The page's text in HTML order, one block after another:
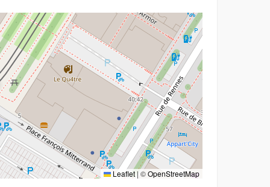
Leaflet | ©OpenStreetMap